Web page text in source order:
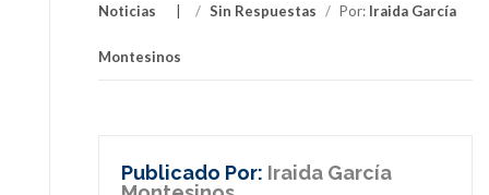
Noticias / Sin Respuestas / Por: Iraida García
Montesinos
Publicado Por: Iraida García